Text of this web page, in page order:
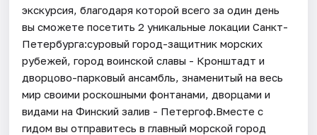
экскурсия, благодаря которой всего за один день
вы сможете посетить 2 уникальные локации Санкт-
Петербурга:суровый город-защитник морских
рубежей, город воинской славы - Кронштадт и
дворцово-парковый ансамбль, знаменитый на весь
мир своими роскошными фонтанами, дворцами и
видами на Финский залив - Петергоф.Вместе с
гидом вы отправитесь в главный морской город